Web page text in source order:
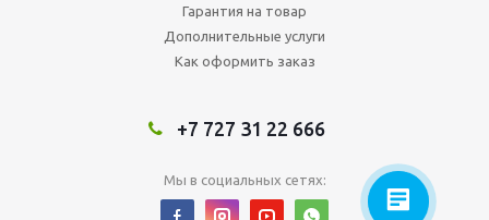
Гарантия на товар
Дополнительные услуги
Как оформить заказ
+7 727 31 22 666
Мы в социальных сетях: